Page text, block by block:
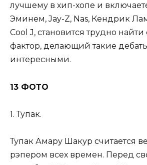
лучшему в хип-хопе и
Эминем, Jay-Z, Nas, Кендрик
Cool J, становится трудно найти
фактор, делающий такие
интересными.
13 ФОТО
1. Тупак.
Тупак Амару Шакур считается
рэпером всех времен. Перед